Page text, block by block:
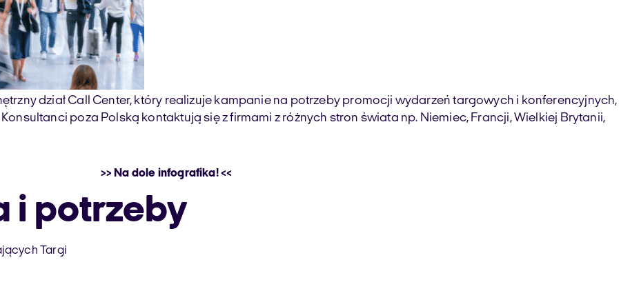
dział Call Center, który realizuje kampanie na potrzeby promocji wydarzeń targowych i konferencyjnych,
poza Polską kontaktują się z firmami z różnych stron świata np. Niemiec, Francji, Wielkiej Brytanii,
>> Na dole infografika! <<
i potrzeby
Targi